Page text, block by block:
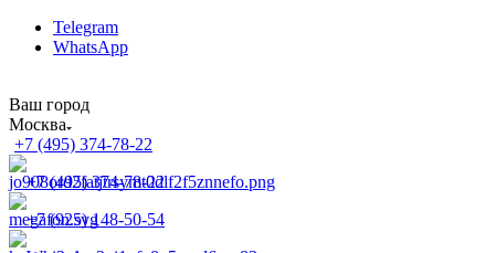
Telegram
WhatsApp
Ваш город
Москва
+7 (495) 374-78-22
+7 (495) 374-78-22
+7 (925) 148-50-54